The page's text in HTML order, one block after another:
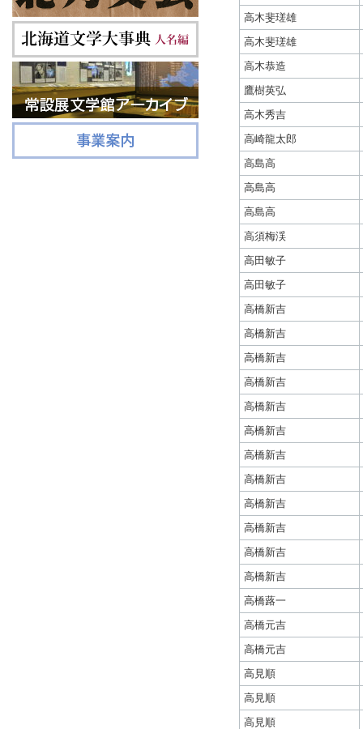
高木斐瑳雄
高木斐瑳雄
高木恭造
鷹樹英弘
高木秀吉
高崎龍太郎
高島高
高島高
高島高
高須梅渓
高田敏子
高田敏子
高橋新吉
高橋新吉
高橋新吉
高橋新吉
高橋新吉
高橋新吉
高橋新吉
高橋新吉
高橋新吉
高橋新吉
高橋新吉
高橋新吉
高橋蕗一
高橋元吉
高橋元吉
高見順
高見順
高見順